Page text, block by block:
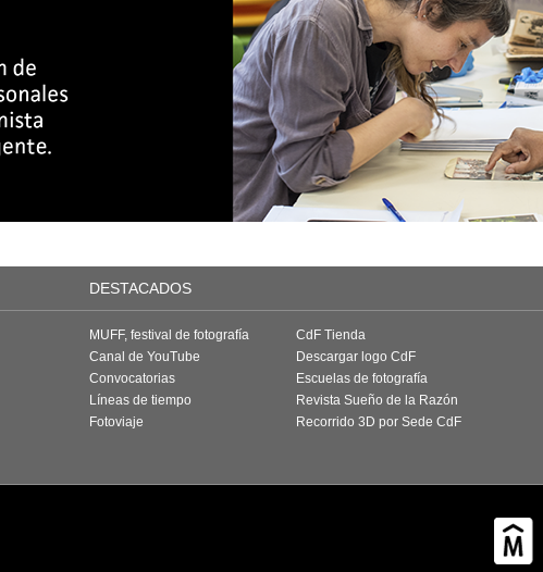
DESTACADOS
MUFF, festival de fotografía
Canal de YouTube
Convocatorias
Líneas de tiempo
Fotoviaje
CdF Tienda
Descargar logo CdF
Escuelas de fotografía
Revista Sueño de la Razón
Recorrido 3D por Sede CdF